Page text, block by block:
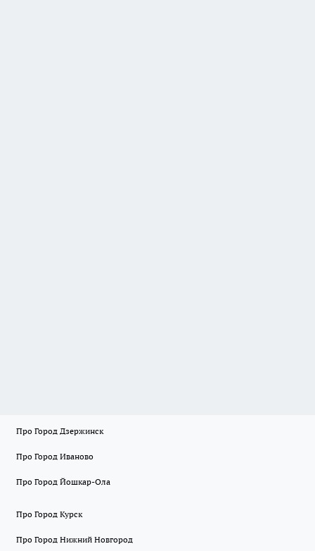
Про Город Дзержинск
Про Город Иваново
Про Город Йошкар-Ола
Про Город Курск
Про Город Нижний Новгород